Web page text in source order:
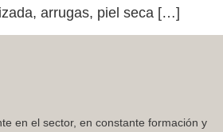
arrugas, piel seca […]
en el sector, en constante formación y